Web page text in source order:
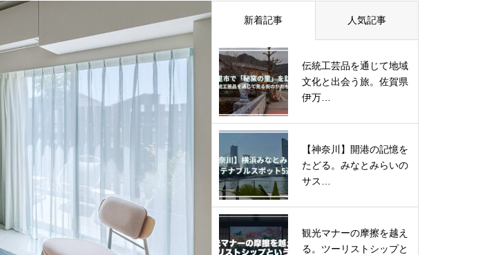
新着記事 人気記事
伝統工芸品を通じて地域
文化と出会う旅。佐賀県
伊万…
【神奈川】開港の記憶を
たどる。みなとみらいの
サス…
観光マナーの摩擦を越え
る。ツーリストシップと